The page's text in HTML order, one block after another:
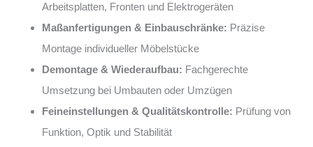
Arbeitsplatten, Fronten und Elektrogeräten
Maßanfertigungen & Einbauschränke: Präzise
Montage individueller Möbelstücke
Demontage & Wiederaufbau: Fachgerechte
Umsetzung bei Umbauten oder Umzügen
Feineinstellungen & Qualitätskontrolle: Prüfung von
Funktion, Optik und Stabilität